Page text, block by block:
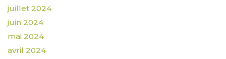
juillet 2024
juin 2024
mai 2024
avril 2024